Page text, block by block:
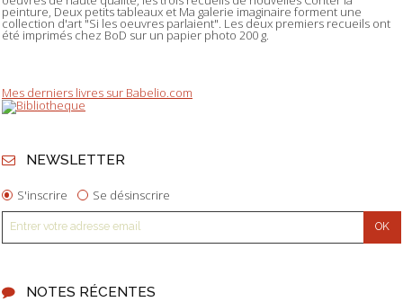
peinture, Deux petits tableaux et Ma galerie imaginaire forment une
collection d'art "Si les oeuvres parlaient". Les deux premiers recueils ont
été imprimés chez BoD sur un papier photo 200 g.
Mes derniers livres sur Babelio.com
NEWSLETTER
S'inscrire Se désinscrire
NOTES RÉCENTES